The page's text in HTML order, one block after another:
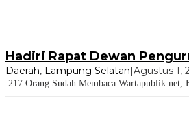
Hadiri Rapat Dewan
Daerah, Lampung Selatan|Agustus 1,
217 Orang Sudah Membaca Wartapublik.net,